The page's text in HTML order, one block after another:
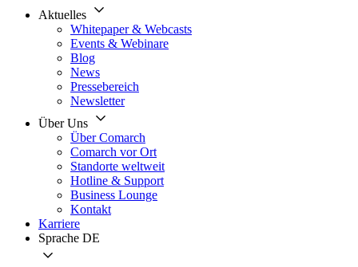
Aktuelles
Whitepaper & Webcasts
Events & Webinare
Blog
News
Pressebereich
Newsletter
Über Uns
Über Comarch
Comarch vor Ort
Standorte weltweit
Hotline & Support
Business Lounge
Kontakt
Karriere
Sprache DE